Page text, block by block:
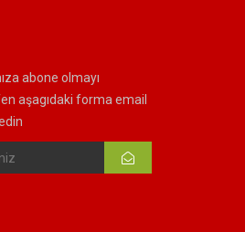
abone olmayı
aşagıdaki forma email